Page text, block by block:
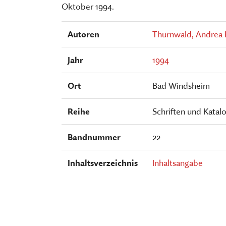
FÜHRUNGEN UND MEHR
ESSEN, TRINKEN & EINKAUFEN
PUBLIKATIONEN, BÜCHER &
STORCHENNEST
PR & ÖFFENTLICHKEITSARBEIT
Oktober 1994.
Autoren Thurnwald, Andrea
Jahr 1994
Ort Bad Windsheim
Reihe Schriften und
Bandnummer 22
Inhaltsverzeichnis Inhaltsangabe